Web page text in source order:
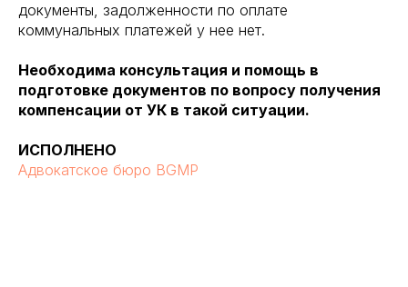
документы, задолженности по оплате
коммунальных платежей у нее нет.
Необходима консультация и помощь в
подготовке документов по вопросу получения
компенсации от УК в такой ситуации.
ИСПОЛНЕНО
Адвокатское бюро BGMP